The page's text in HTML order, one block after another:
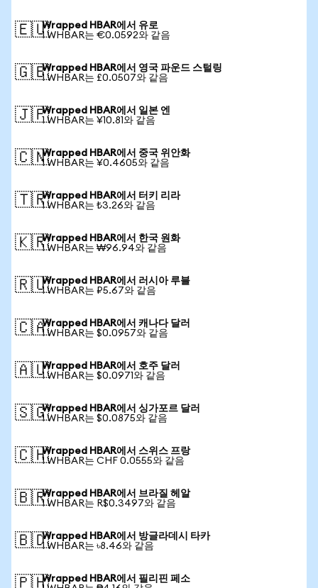
🇪🇺Wrapped HBAR에서 유로
1 WHBAR는 €0.0592와 같음
🇬🇧Wrapped HBAR에서 영국 파운드 스털링
1 WHBAR는 £0.0507와 같음
🇯🇵Wrapped HBAR에서 일본 엔
1 WHBAR는 ¥10.81와 같음
🇨🇳Wrapped HBAR에서 중국 위안화
1 WHBAR는 ¥0.4605와 같음
🇹🇷Wrapped HBAR에서 터키 리라
1 WHBAR는 ₺3.26와 같음
🇰🇷Wrapped HBAR에서 한국 원화
1 WHBAR는 ₩96.94와 같음
🇷🇺Wrapped HBAR에서 러시아 루블
1 WHBAR는 ₽5.67와 같음
🇨🇦Wrapped HBAR에서 캐나다 달러
1 WHBAR는 $0.0957와 같음
🇦🇺Wrapped HBAR에서 호주 달러
1 WHBAR는 $0.0971와 같음
🇸🇬Wrapped HBAR에서 싱가포르 달러
1 WHBAR는 $0.0875와 같음
🇨🇭Wrapped HBAR에서 스위스 프랑
1 WHBAR는 CHF 0.0555와 같음
🇧🇷Wrapped HBAR에서 브라질 헤알
1 WHBAR는 R$0.3497와 같음
🇧🇩Wrapped HBAR에서 방글라데시 타카
1 WHBAR는 ৳8.46와 같음
🇵🇭Wrapped HBAR에서 필리핀 페소